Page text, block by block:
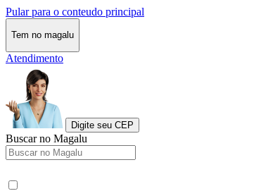
Pular para o conteudo principal
Tem no magalu
Atendimento
Digite seu CEP
Buscar no Magalu